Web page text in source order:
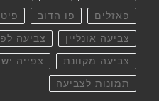
פאזלים פו הדוב
צביעה אונליין צביעה
צביעה מקוונת צפייה
תמונות לצביעה